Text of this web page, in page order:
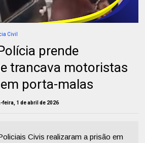
Civil
prende
trancava motoristas
porta-malas
feira, 1 de abril de 2026
Civis realizaram a prisão em